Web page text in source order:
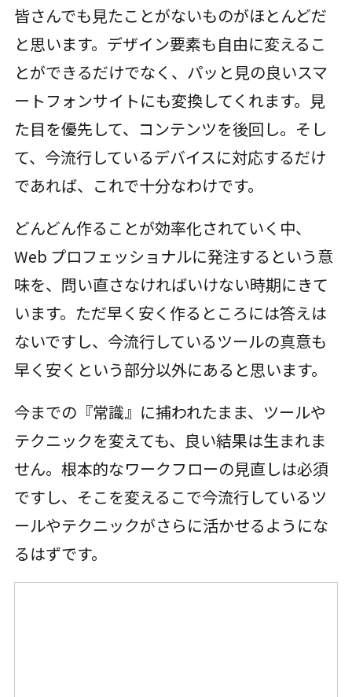
皆さんでも見たことがないものがほとんどだ
と思います。デザイン要素も自由に変えるこ
とができるだけでなく、パッと見の良いスマ
ートフォンサイトにも変換してくれます。見
た目を優先して、コンテンツを後回し。そし
て、今流行しているデバイスに対応するだけ
であれば、これで十分なわけです。
どんどん作ることが効率化されていく中、
Web プロフェッショナルに発注するという意
味を、問い直さなければいけない時期にきて
います。ただ早く安く作るところには答えは
ないですし、今流行しているツールの真意も
早く安くという部分以外にあると思います。
今までの『常識』に捕われたまま、ツールや
テクニックを変えても、良い結果は生まれま
せん。根本的なワークフローの見直しは必須
ですし、そこを変えるこで今流行しているツ
ールやテクニックがさらに活かせるようにな
るはずです。